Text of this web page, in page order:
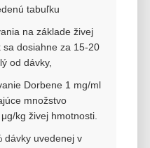
tabuľku
na základe živej
dosiahne za 15-20
od dávky,
Dorbene 1 mg/ml
množstvo
kg živej hmotnosti.
dávky uvedenej v